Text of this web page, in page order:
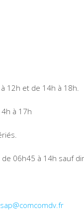
12h et de 14h à 18h.
à 17h
06h45 à 14h sauf